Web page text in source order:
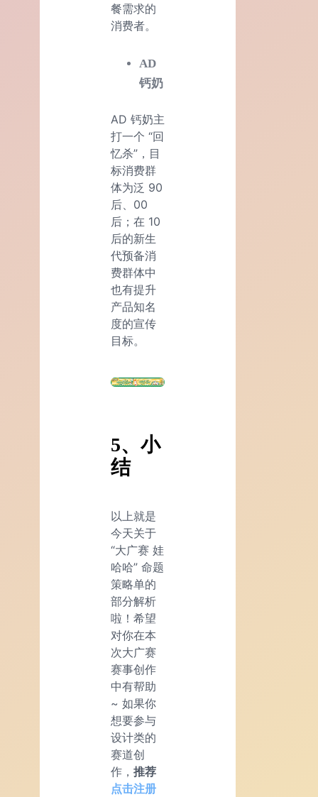
餐需求的
消费者。
AD
钙奶
AD 钙奶主
打一个 “回
忆杀”，目
标消费群
体为泛 90
后、00
后；在 10
后的新生
代预备消
费群体中
也有提升
产品知名
度的宣传
目标。
5、小
结
以上就是
今天关于
“大广赛 娃
哈哈” 命题
策略单的
部分解析
啦！希望
对你在本
次大广赛
赛事创作
中有帮助
~ 如果你
想要参与
设计类的
赛道创
作， 推荐
点击注册